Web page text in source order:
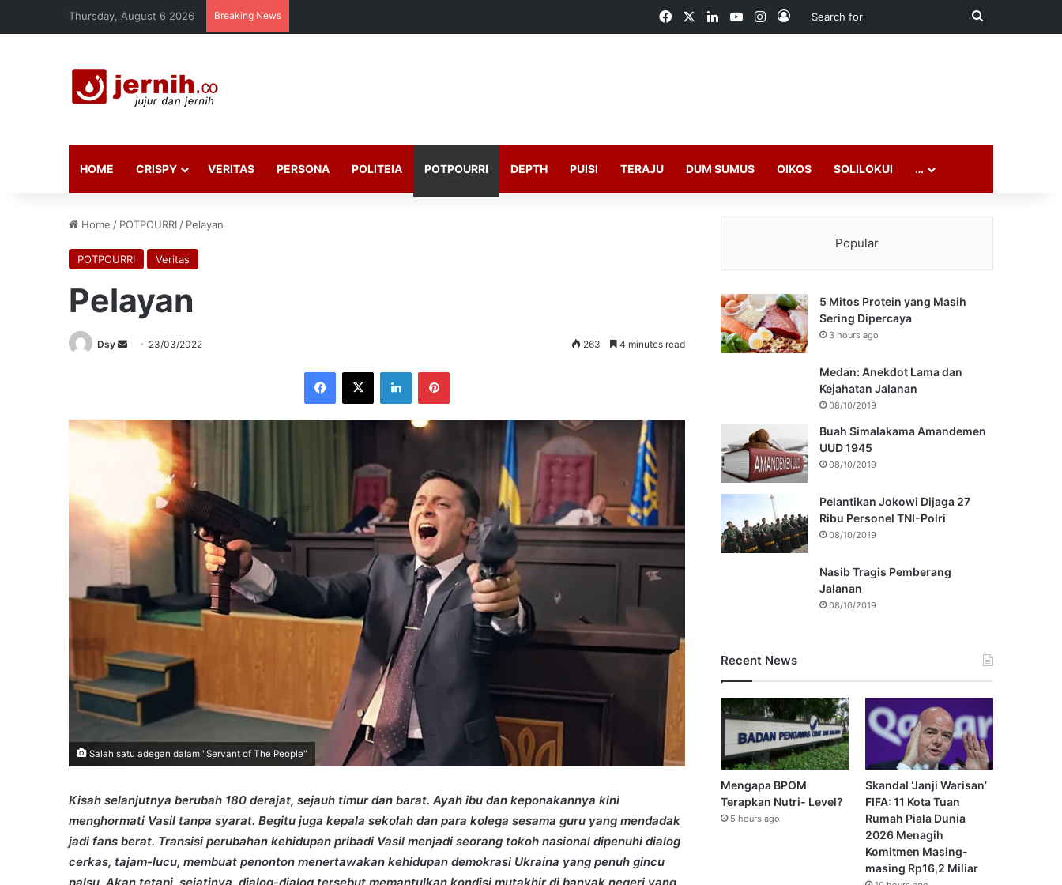
Thursday, August 6 2026 Breaking News FacebookLinkedInYouTubeInstagram
Log In
Search
HOME CRISPY VERITAS PERSONA POLITEIA POTPOURRI DEPTH PUISI TERAJU DUM SUMUS OIKOS SOLILOKUI …
Home / POTPOURRI / Pelayan
POTPOURRI Veritas
Pelayan
Dsy
Send 23/03/2022 263 4 minutes read
Facebook
X LinkedInPinterest
Salah satu adegan dalam "Servant of The People"
Kisah selanjutnya berubah 180 derajat, sejauh timur dan barat. Ayah ibu dan keponakannya kini
menghormati Vasil tanpa syarat. Begitu juga kepala sekolah dan para kolega sesama guru yang mendadak
jadi fans berat. Transisi perubahan kehidupan pribadi Vasil menjadi seorang tokoh nasional dipenuhi dialog
cerkas, tajam-lucu, membuat penonton menertawakan kehidupan demokrasi Ukraina yang penuh gincu
Popular
5 Mitos Protein yang Masih
Sering Dipercaya
3 hours ago
Medan: Anekdot Lama dan
Kejahatan Jalanan
08/10/2019
Buah Simalakama Amandemen
UUD 1945
08/10/2019
Pelantikan Jokowi Dijaga 27
Ribu Personel TNI-Polri
08/10/2019
Nasib Tragis Pemberang
Jalanan
08/10/2019
Recent News
Mengapa BPOM
Terapkan Nutri- Level?
5 hours ago
Skandal ‘Janji Warisan’
FIFA: 11 Kota Tuan
Rumah Piala Dunia
2026 Menagih
Komitmen Masing-
masing Rp16,2 Miliar